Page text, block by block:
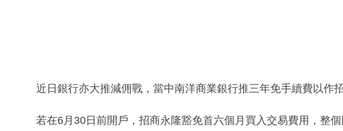
近日銀行亦大推減佣戰，當中南洋商業銀行推三年免手續費以作招
若在6月30日前開戶，招商永隆豁免首六個月買入交易費用，整